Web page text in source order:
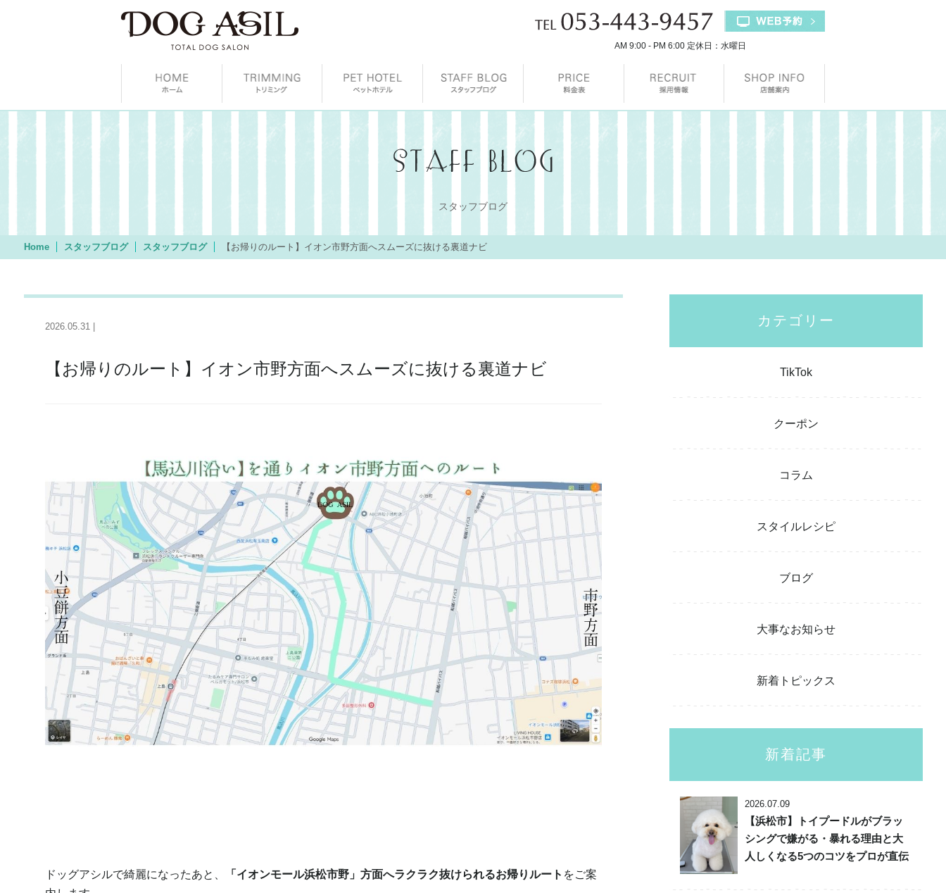
AM 9:00 - PM 6:00 定休日：水曜日
スタッフブログ
Home スタッフブログ スタッフブログ 【お帰りのルート】イオン市野方面へスムーズに抜ける裏道ナビ
2026.05.31 |
【お帰りのルート】イオン市野方面へスムーズに抜ける裏道ナビ
ドッグアシルで綺麗になったあと、 「イオンモール浜松市野」方面へラクラク抜けられるお帰りルート をご案
カテゴリー
TikTok
クーポン
コラム
スタイルレシピ
ブログ
大事なお知らせ
新着トピックス
新着記事
2026.07.09
【浜松市】トイプードルがブラッ
シングで嫌がる・暴れる理由と大
人しくなる5つのコツをプロが直伝